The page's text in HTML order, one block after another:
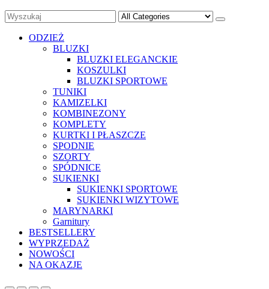
ODZIEŻ
BLUZKI
BLUZKI ELEGANCKIE
KOSZULKI
BLUZKI SPORTOWE
TUNIKI
KAMIZELKI
KOMBINEZONY
KOMPLETY
KURTKI I PŁASZCZE
SPODNIE
SZORTY
SPÓDNICE
SUKIENKI
SUKIENKI SPORTOWE
SUKIENKI WIZYTOWE
MARYNARKI
Garnitury
BESTSELLERY
WYPRZEDAŻ
NOWOŚCI
NA OKAZJE